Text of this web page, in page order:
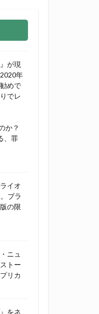
が現
年
めで
でレ
か？
、罪
イオ
ブラ
の限
ニュ
トー
リカ
をネ